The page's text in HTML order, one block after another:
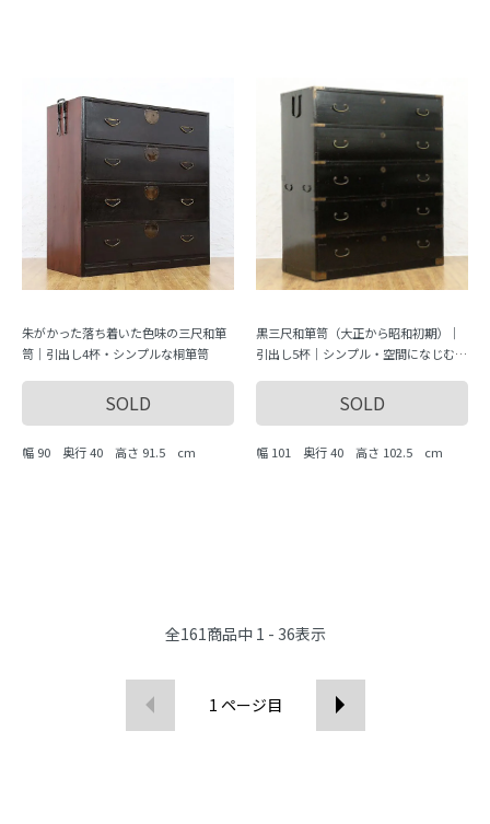
朱がかった落ち着いた色味の三尺和箪
笥｜引出し4杯・シンプルな桐箪笥
SOLD
幅 90 奥行 40 高さ 91.5 cm
黒三尺和箪笥（大正から昭和初期）｜
引出し5杯｜シンプル・空間になじむ・
SOLD
幅 101 奥行 40 高さ 102.5 cm
全161商品中 1 - 36表示
1 ページ目